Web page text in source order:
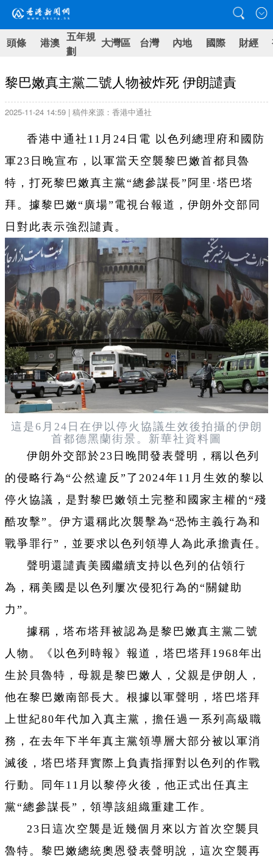
頭條 港澳 五年規
劃
大灣區 台灣 內地 國際 財經
黎巴嫩真主黨二號人物被炸死 伊朗譴責
2025-11-24 14:59 | 稿件來源：香港中通社
香港中通社11月24日電 以色列總理府和國防
軍23日晚宣布，以軍當天空襲黎巴嫩首都貝魯
特，打死黎巴嫩真主黨“總參謀長”阿里·塔巴塔
拜。據黎巴嫩“廣場”電視台報道，伊朗外交部同
日對此表示強烈譴責。
這是6月24日在伊以停火協議生效後拍攝的伊朗
首都德黑蘭街景。新華社資料圖
伊朗外交部於23日晚間發表聲明，稱以色列
的侵略行為“公然違反”了2024年11月生效的黎以
停火協議，是對黎巴嫩領土完整和國家主權的“殘
酷攻擊”。伊方還稱此次襲擊為“恐怖主義行為和
戰爭罪行”，並要求以色列領導人為此承擔責任。
聲明還譴責美國繼續支持以色列的佔領行
為，稱美國是以色列屢次侵犯行為的“關鍵助
力”。
據稱，塔布塔拜被認為是黎巴嫩真主黨二號
人物。《以色列時報》報道，塔巴塔拜1968年出
生於貝魯特，母親是黎巴嫩人，父親是伊朗人，
他在黎巴嫩南部長大。根據以軍聲明，塔巴塔拜
上世紀80年代加入真主黨，擔任過一系列高級職
務，在去年下半年真主黨領導層大部分被以軍消
滅後，塔巴塔拜實際上負責指揮對以色列的作戰
行動。同年11月以黎停火後，他正式出任真主
黨“總參謀長”，領導該組織重建工作。
23日這次空襲是近幾個月來以方首次空襲貝
魯特。黎巴嫩總統奧恩發表聲明說，這次空襲再